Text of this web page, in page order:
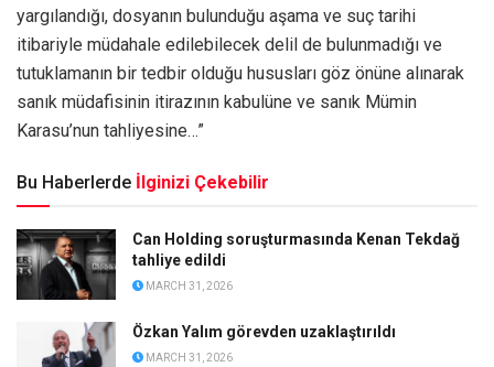
yargılandığı, dosyanın bulunduğu aşama ve suç tarihi
itibariyle müdahale edilebilecek delil de bulunmadığı ve
tutuklamanın bir tedbir olduğu hususları göz önüne alınarak
sanık müdafisinin itirazının kabulüne ve sanık Mümin
Karasu’nun tahliyesine…”
Bu Haberlerde İlginizi Çekebilir
Can Holding soruşturmasında Kenan Tekdağ
tahliye edildi
MARCH 31, 2026
Özkan Yalım görevden uzaklaştırıldı
MARCH 31, 2026